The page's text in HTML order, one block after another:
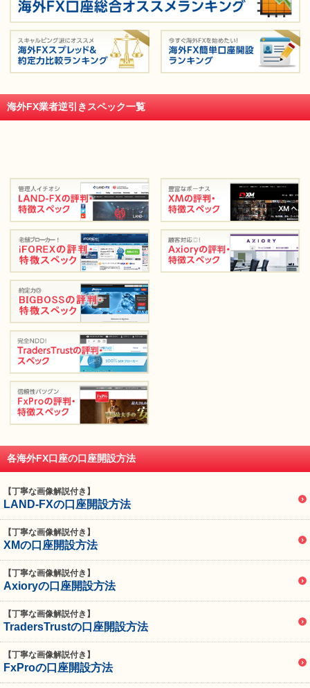
海外FX業者逆引きスペック一覧
各海外FX口座の口座開設方法
【丁寧な画像解説付き】
LAND-FXの口座開設方法
【丁寧な画像解説付き】
XMの口座開設方法
【丁寧な画像解説付き】
Axioryの口座開設方法
【丁寧な画像解説付き】
TradersTrustの口座開設方法
【丁寧な画像解説付き】
FxProの口座開設方法